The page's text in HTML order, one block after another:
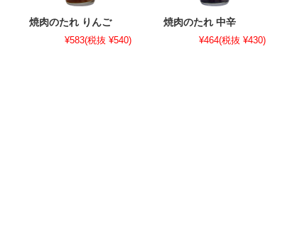
焼肉のたれ りんご
¥583(税抜 ¥540)
焼肉のたれ 中辛
¥464(税抜 ¥430)